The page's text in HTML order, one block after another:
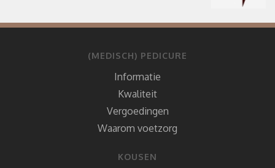
(MEDISCH) PEDICURE
Informatie
Kwaliteit
Vergoedingen
Waarom voetzorg
KOUSEN